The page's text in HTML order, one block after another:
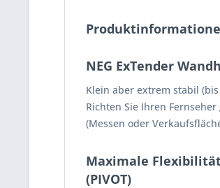
NEG ExTender
Klein aber extrem stabil
Richten Sie Ihren
(Messen oder
Maximale
(PIVOT)